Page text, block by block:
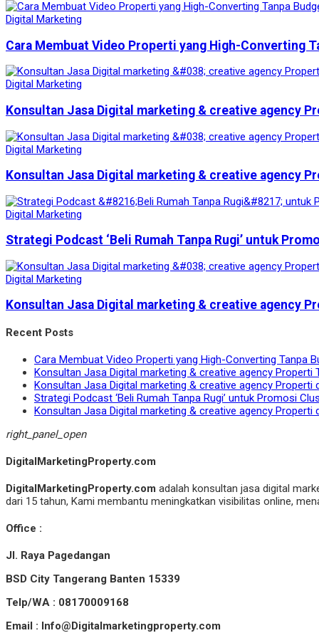
Digital Marketing
Cara Membuat Video Properti yang High-Converting
Digital Marketing
Konsultan Jasa Digital marketing & creative agency
Digital Marketing
Konsultan Jasa Digital marketing & creative agency
Digital Marketing
Strategi Podcast ‘Beli Rumah Tanpa Rugi’ untuk
Digital Marketing
Konsultan Jasa Digital marketing & creative agency
Recent Posts
Cara Membuat Video Properti yang High-Converting Tanpa
Konsultan Jasa Digital marketing & creative agency Properti
Konsultan Jasa Digital marketing & creative agency Properti
Strategi Podcast ‘Beli Rumah Tanpa Rugi’ untuk Promosi
Konsultan Jasa Digital marketing & creative agency Properti
right_panel_open
DigitalMarketingProperty.com
DigitalMarketingProperty.com adalah konsultan jasa digital
dari 15 tahun, Kami membantu meningkatkan visibilitas online,
Office :
Jl. Raya Pagedangan
BSD City Tangerang Banten 15339
Telp/WA : 08170009168
Email : Info@Digitalmarketingproperty.com